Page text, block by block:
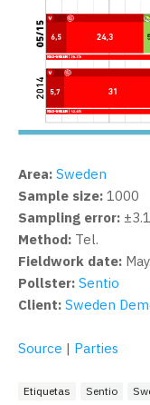
Area: Sweden
Sample size: 1000
Sampling error:
Method: Tel.
Fieldwork date:
Pollster: Sentio
Client: Sweden
Source | Parties
Etiquetas Sentio